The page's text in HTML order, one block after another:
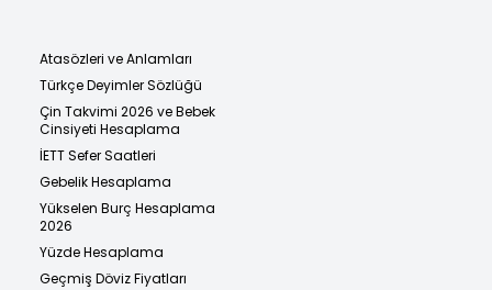
Atasözleri ve Anlamları
Türkçe Deyimler Sözlüğü
Çin Takvimi 2026 ve Bebek
Cinsiyeti Hesaplama
İETT Sefer Saatleri
Gebelik Hesaplama
Yükselen Burç Hesaplama
2026
Yüzde Hesaplama
Geçmiş Döviz Fiyatları